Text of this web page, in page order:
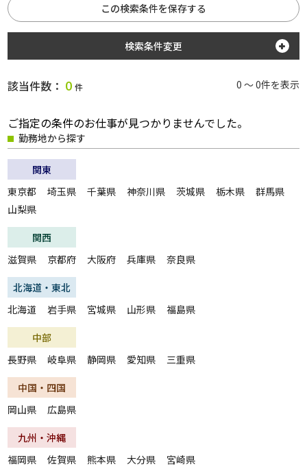
該当件数： 0 件 0 ～ 0件を表示
ご指定の条件のお仕事が見つかりませんでした。
この検索条件を保存する
検索条件変更
職種
給与
雇用形態
一般派遣
紹介予定派遣
紹介
パート・アルバイト
こだわり
大量募集
夜勤のお仕事
扶養内勤務OK
主婦･主夫歓迎
経験者歓迎
勤務地から探す
関東
東京都
埼玉県 千葉県 神奈川県 茨城県 栃木県
群馬県
山梨県
関西
滋賀県
京都府 大阪府 兵庫県 奈良県
北海道・東北
北海道
岩手県 宮城県 山形県 福島県
中部
長野県
岐阜県 静岡県 愛知県 三重県
中国・四国
岡山県
広島県
九州・沖縄
福岡県
佐賀県 熊本県 大分県 宮崎県